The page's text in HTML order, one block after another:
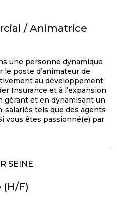
/ Animatrice
une personne dynamique
poste d’animateur de
au développement
Insurance et à l’expansion
gérant et en dynamisant un
salariés tels que des agents
vous êtes passionné(e) par
SEINE
F)